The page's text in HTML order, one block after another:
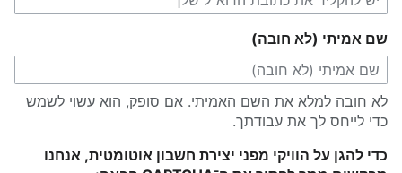
שם אמיתי (לא חובה)
לא חובה למלא את השם האמיתי. אם סופק, הוא עשוי לשמש
כדי לייחס לך את עבודתך.
כדי להגן על הוויקי מפני יצירת חשבון אוטומטית, אנחנו